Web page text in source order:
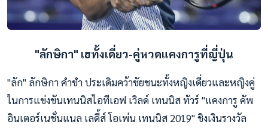
"ลักษิกา" เฮทั้งเดี่ยว-คู่หวดแคงการูที่ญี่ปุ่น
"ลัก" ลักษิกา คำขำ ประเดิมคว้าชัยชนะทั้งหญิงเดี่ยวและหญิงคู่
ในการแข่งขันเทนนิสไอทีเอฟ เวิลด์ เทนนิส ทัวร์ "แคงการู คัพ
อินเตอร์เนชั่นแนล เลดี้ส์ โอเพ่น เทนนิส 2019" ชิงเงินรางวัล